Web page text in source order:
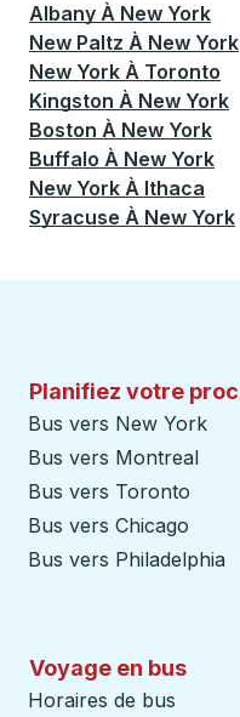
Albany À New York
New Paltz À New York
New York À Toronto
Kingston À New York
Boston À New York
Buffalo À New York
New York À Ithaca
Syracuse À New York
Planifiez votre
Bus vers New York
Bus vers Montreal
Bus vers Toronto
Bus vers Chicago
Bus vers Philadelphia
Voyage en bus
Horaires de bus